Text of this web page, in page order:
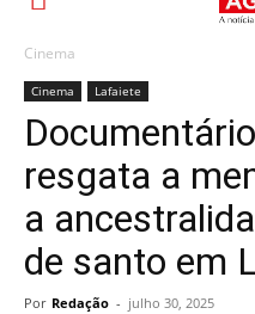
Cinema
Cinema Lafaiete
resgata a
a
de santo em
Por Redação - julho 30, 2025